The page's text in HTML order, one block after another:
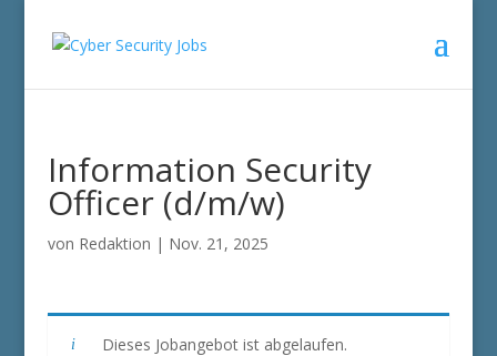
Information Security
Officer (d/m/w)
von Redaktion | Nov. 21, 2025
Dieses Jobangebot ist abgelaufen.